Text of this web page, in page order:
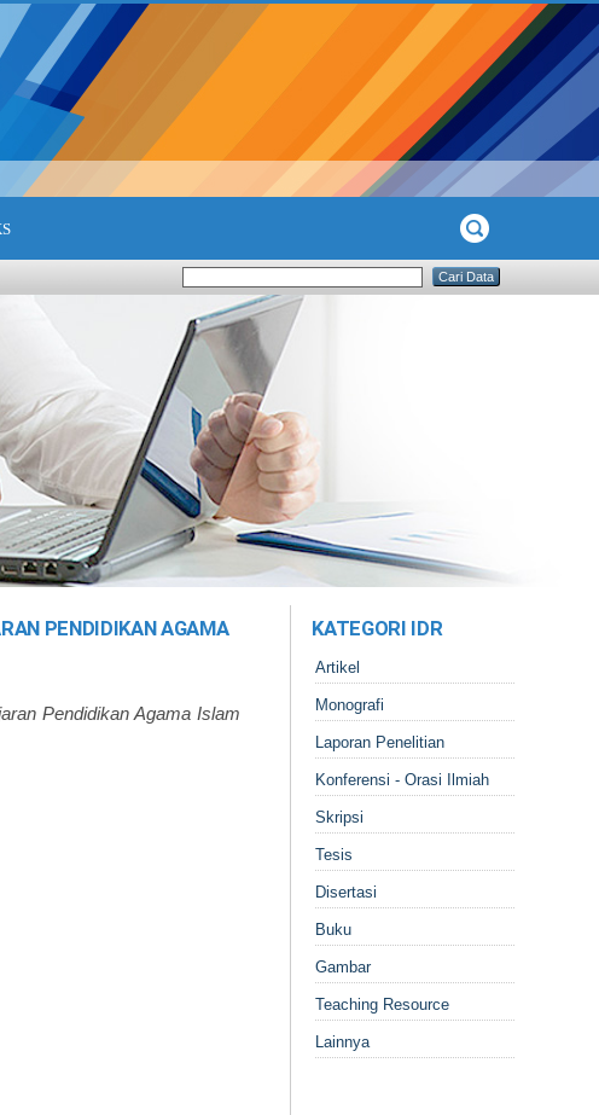
PENDIDIKAN AGAMA
Pendidikan Agama Islam
KATEGORI IDR
Artikel
Monografi
Laporan Penelitian
Konferensi - Orasi Ilmiah
Skripsi
Tesis
Disertasi
Buku
Gambar
Teaching Resource
Lainnya